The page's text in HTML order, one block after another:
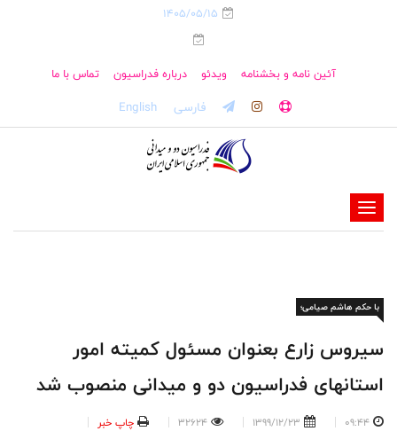
1405/05/15
آئین نامه و بخشنامه ویدئو درباره فدراسیون تماس با ما
فارسی English
-
-
-
با حکم هاشم صیامی؛
سیروس زارع بعنوان مسئول کمیته امور
استانهای فدراسیون دو و میدانی منصوب شد
09:44
1399/12/23
32624 چاپ خبر